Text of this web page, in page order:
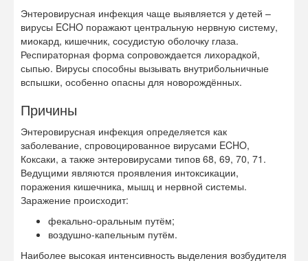
Энтеровирусная инфекция чаще выявляется у детей –
вирусы ECHO поражают центральную нервную систему,
миокард, кишечник, сосудистую оболочку глаза.
Респираторная форма сопровождается лихорадкой,
сыпью. Вирусы способны вызывать внутрибольничные
вспышки, особенно опасны для новорождённых.
Причины
Энтеровирусная инфекция определяется как
заболевание, спровоцированное вирусами ECHO,
Коксаки, а также энтеровирусами типов 68, 69, 70, 71.
Ведущими являются проявления интоксикации,
поражения кишечника, мышц и нервной системы.
Заражение происходит:
фекально-оральным путём;
воздушно-капельным путём.
Наиболее высокая интенсивность выделения возбудителя